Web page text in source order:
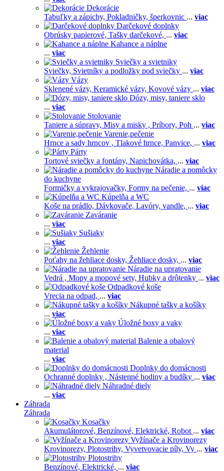
Dekorácie
Tabuľky a zápichy, Pokladničky, šperkovnic ... viac
Darčekové doplnky
Obrúsky papierové, Tašky darčekové, ... viac
Kahance a náplne
... viac
Sviečky a svietniky
Sviečky, Svietníky a podložky pod sviečky ... viac
Vázy
Sklenené vázy, Keramické vázy, Kovové vázy ... viac
Dózy, misy, taniere sklo
... viac
Stolovanie
Taniere a súpravy, Misy a misky , Príbory, Poh ... viac
Varenie,pečenie
Hrnce a sady hrncov , Tlakové hrnce, Panvice, ... viac
Párty
Tortové sviečky a fontány, Napichovátka, ... viac
Náradie a pomôcky
do kuchyne
Formičky a vykrajovačky, Formy na pečenie, ... viac
Kúpelňa a WC
Koše na prádlo, Dávkovače, Lavóry, vandle, ... viac
Zaváranie
... viac
Sušiaky
... viac
Žehlenie
Poťahy na žehliace dosky, Žehliace dosky, ... viac
Náradie na upratovanie
Vedrá , Mopy a mopové sety, Hubky a drôtenky ... viac
Odpadkové koše
Vrecia na odpad, ... viac
Nákupné tašky a košíky
... viac
Úložné boxy a vaky
... viac
Balenie a obalový
material
... viac
Doplnky do domácnosti
Ochranné doplnky , Nástenné hodiny a budíky ... viac
Náhradné diely
... viac
Záhrada
Záhrada
Kosačky
Akumulátorové, Benzínové, Elektrické, Robot ... viac
Vyžínače a Krovinorezy
Krovinorezy, Plotostrihy, Vyvetvovacie píly, Vy ... viac
Plotostrihy
Benzínové, Elektrické, ... viac